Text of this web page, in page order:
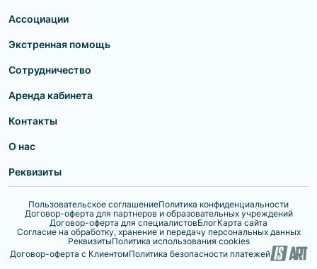
Ассоциации
Экстренная помощь
Сотрудничество
Аренда кабинета
Контакты
О нас
Реквизиты
Пользовательское соглашениеПолитика конфиденциальности
Договор-оферта для партнеров и образовательных учреждений
Договор-оферта для специалистовБлогКарта сайта
Согласие на обработку, хранение и передачу персональных данных
РеквизитыПолитика использования cookies
Договор-оферта с КлиентомПолитика безопасности платежей